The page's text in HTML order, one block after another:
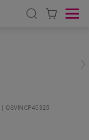
Open search
QSVINCP40325